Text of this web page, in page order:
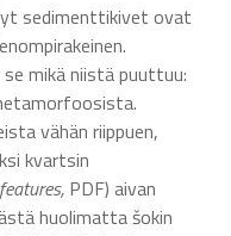
sedimenttikivet ovat
mikä niistä puuttuu:
vähän riippuen,
kvartsin
PDF) aivan
huolimatta šokin